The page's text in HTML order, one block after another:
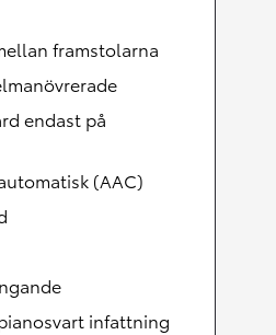
framstolarna
endast på
(AAC)
infattning